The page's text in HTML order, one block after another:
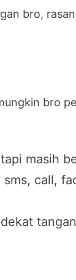
bro,
bro
masih
call,